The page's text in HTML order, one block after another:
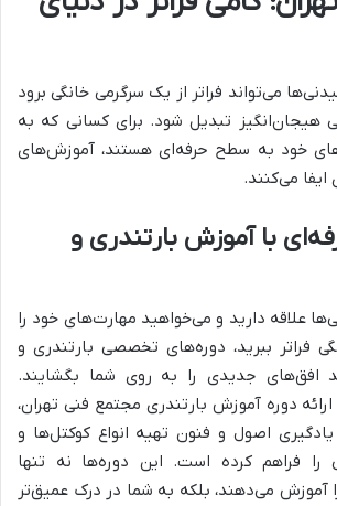
می‌تواند فراتر از یک سرگرمی خانگی برود
تبدیل شود. برای کسانی که به
خود به سطح حرفه‌ای هستند، آموزش‌های
می‌کنند.
با آموزش بارتندری و
علاقه دارید و می‌خواهید مهارت‌های خود را
فراتر ببرید، دوره‌های تخصصی بارتندری و
افق‌های جدیدی را به روی شما بگشایند.
دوره آموزش بارتندری مجتمع فنی تهران،
اصول و فنون تهیه انواع کوکتل‌ها و
را فراهم کرده است. این دوره‌ها نه تنها
آموزش می‌دهند، بلکه به شما در درک عمیق‌تر